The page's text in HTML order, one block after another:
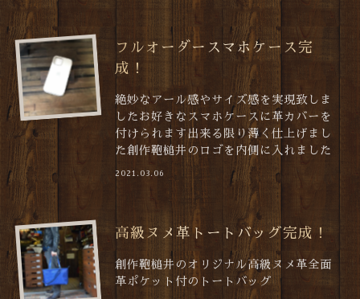
フルオーダースマホケース完
成！
絶妙なアール感やサイズ感を実現致しま
したお好きなスマホケースに革カバーを
付けられます出来る限り薄く仕上げまし
た創作鞄槌井のロゴを内側に入れました
2021.03.06
高級ヌメ革トートバッグ完成！
創作鞄槌井のオリジナル高級ヌメ革全面
革ポケット付のトートバッグ